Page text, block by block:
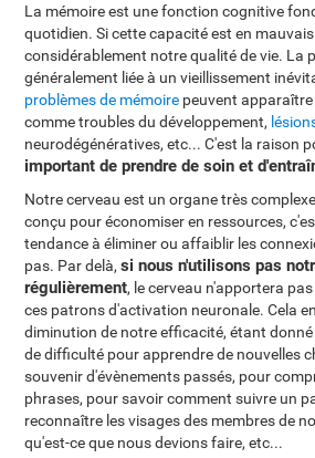
La mémoire est une fonction cognitive
quotidien. Si cette capacité est en
considérablement notre qualité de vie. La
généralement liée à un vieillissement
problèmes de mémoire peuvent
comme troubles du développement,
neurodégénératives, etc... C'est la raison
important de prendre de soin et
Notre cerveau est un organe très
conçu pour économiser en ressources,
tendance à éliminer ou affaiblir les
pas. Par delà,si nous n'utilisons pas
régulièrement, le cerveau n'apportera
ces patrons d'activation neuronale. Cela
diminution de notre efficacité, étant
de difficulté pour apprendre de nouvelles
souvenir d'évènements passés, pour
phrases, pour savoir comment suivre un
reconnaître les visages des membres de
qu'est-ce que nous devions faire, etc...